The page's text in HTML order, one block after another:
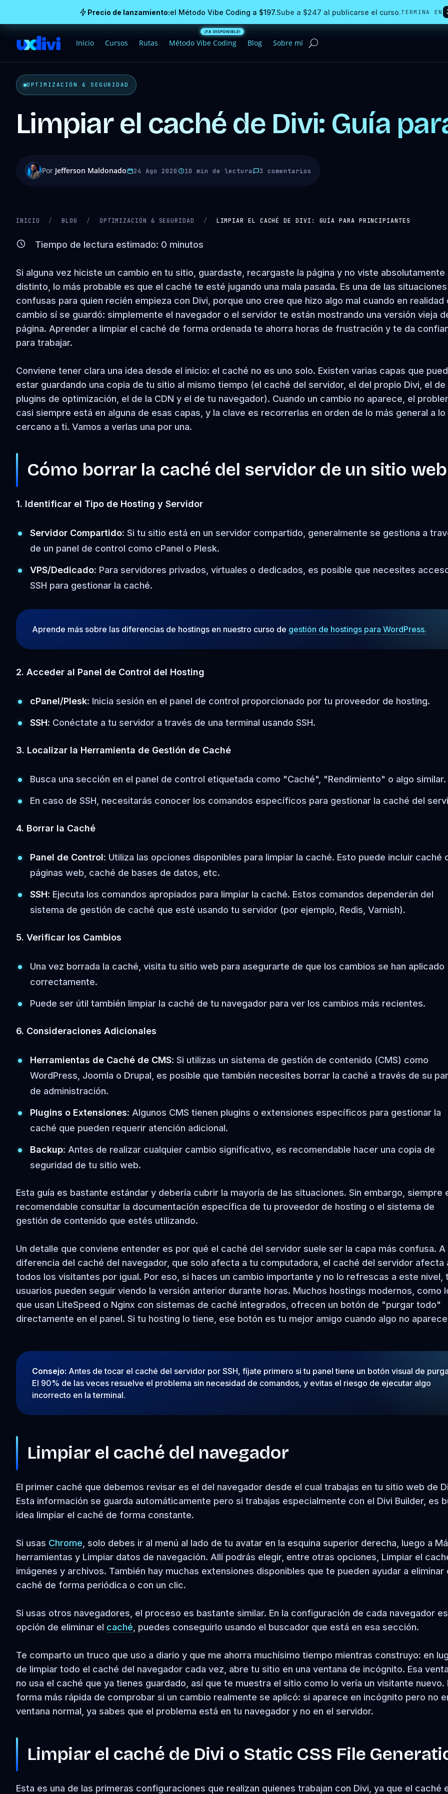
Precio de lanzamiento:el Método Vibe Coding a $197.Sube a $247 al publicarse el curso.TERMINA EN
Inicio Cursos Rutas Método Vibe Coding Blog Sobre mí
OPTIMIZACIÓN & SEGURIDAD
Limpiar el caché de Divi: Guía
Por Jefferson Maldonado 24 Ago 2020 10 min de lectura 3 comentarios
INICIO / BLOG / OPTIMIZACIÓN & SEGURIDAD / LIMPIAR EL CACHÉ DE DIVI: GUÍA PARA PRINCIPIANTES
Tiempo de lectura estimado: 0 minutos
Si alguna vez hiciste un cambio en tu sitio, guardaste, recargaste la página y no viste absolutamente
distinto, lo más probable es que el caché te esté jugando una mala pasada. Es una de las
confusas para quien recién empieza con Divi, porque uno cree que hizo algo mal cuando en realidad
cambio sí se guardó: simplemente el navegador o el servidor te están mostrando una versión vieja
página. Aprender a limpiar el caché de forma ordenada te ahorra horas de frustración y te da
para trabajar.
Conviene tener clara una idea desde el inicio: el caché no es uno solo. Existen varias capas que
estar guardando una copia de tu sitio al mismo tiempo (el caché del servidor, el del propio Divi, el de
plugins de optimización, el de la CDN y el de tu navegador). Cuando un cambio no aparece, el
casi siempre está en alguna de esas capas, y la clave es recorrerlas en orden de lo más general a lo
cercano a ti. Vamos a verlas una por una.
Cómo borrar la caché del servidor de un sitio web
1. Identificar el Tipo de Hosting y Servidor
Servidor Compartido: Si tu sitio está en un servidor compartido, generalmente se gestiona a
de un panel de control como cPanel o Plesk.
VPS/Dedicado: Para servidores privados, virtuales o dedicados, es posible que necesites
SSH para gestionar la caché.
Aprende más sobre las diferencias de hostings en nuestro curso de gestión de hostings para WordPress.
2. Acceder al Panel de Control del Hosting
cPanel/Plesk: Inicia sesión en el panel de control proporcionado por tu proveedor de hosting.
SSH: Conéctate a tu servidor a través de una terminal usando SSH.
3. Localizar la Herramienta de Gestión de Caché
Busca una sección en el panel de control etiquetada como "Caché", "Rendimiento" o algo similar.
En caso de SSH, necesitarás conocer los comandos específicos para gestionar la caché del
4. Borrar la Caché
Panel de Control: Utiliza las opciones disponibles para limpiar la caché. Esto puede incluir caché
páginas web, caché de bases de datos, etc.
SSH: Ejecuta los comandos apropiados para limpiar la caché. Estos comandos dependerán del
sistema de gestión de caché que esté usando tu servidor (por ejemplo, Redis, Varnish).
5. Verificar los Cambios
Una vez borrada la caché, visita tu sitio web para asegurarte de que los cambios se han aplicado
correctamente.
Puede ser útil también limpiar la caché de tu navegador para ver los cambios más recientes.
6. Consideraciones Adicionales
Herramientas de Caché de CMS: Si utilizas un sistema de gestión de contenido (CMS) como
WordPress, Joomla o Drupal, es posible que también necesites borrar la caché a través de su
de administración.
Plugins o Extensiones: Algunos CMS tienen plugins o extensiones específicos para gestionar la
caché que pueden requerir atención adicional.
Backup: Antes de realizar cualquier cambio significativo, es recomendable hacer una copia de
seguridad de tu sitio web.
Esta guía es bastante estándar y debería cubrir la mayoría de las situaciones. Sin embargo, siempre
recomendable consultar la documentación específica de tu proveedor de hosting o el sistema de
gestión de contenido que estés utilizando.
Un detalle que conviene entender es por qué el caché del servidor suele ser la capa más confusa. A
diferencia del caché del navegador, que solo afecta a tu computadora, el caché del servidor afecta
todos los visitantes por igual. Por eso, si haces un cambio importante y no lo refrescas a este nivel,
usuarios pueden seguir viendo la versión anterior durante horas. Muchos hostings modernos, como
que usan LiteSpeed o Nginx con sistemas de caché integrados, ofrecen un botón de "purgar todo"
directamente en el panel. Si tu hosting lo tiene, ese botón es tu mejor amigo cuando algo no
Consejo: Antes de tocar el caché del servidor por SSH, fíjate primero si tu panel tiene un botón visual de
El 90% de las veces resuelve el problema sin necesidad de comandos, y evitas el riesgo de ejecutar algo
incorrecto en la terminal.
Limpiar el caché del navegador
El primer caché que debemos revisar es el del navegador desde el cual trabajas en tu sitio web de
Esta información se guarda automáticamente pero si trabajas especialmente con el Divi Builder, es
idea limpiar el caché de forma constante.
Si usas Chrome , solo debes ir al menú al lado de tu avatar en la esquina superior derecha, luego a
herramientas y Limpiar datos de navegación. Allí podrás elegir, entre otras opciones, Limpiar el
imágenes y archivos. También hay muchas extensiones disponibles que te pueden ayudar a eliminar
caché de forma periódica o con un clic.
Si usas otros navegadores, el proceso es bastante similar. En la configuración de cada navegador
opción de eliminar el caché , puedes conseguirlo usando el buscador que está en esa sección.
Te comparto un truco que uso a diario y que me ahorra muchísimo tiempo mientras construyo: en
de limpiar todo el caché del navegador cada vez, abre tu sitio en una ventana de incógnito. Esa
no usa el caché que ya tienes guardado, así que te muestra el sitio como lo vería un visitante nuevo.
forma más rápida de comprobar si un cambio realmente se aplicó: si aparece en incógnito pero no
ventana normal, ya sabes que el problema está en tu navegador y no en el servidor.
Limpiar el caché de Divi o Static CSS File
Esta es una de las primeras configuraciones que realizan quienes trabajan con Divi, ya que el caché